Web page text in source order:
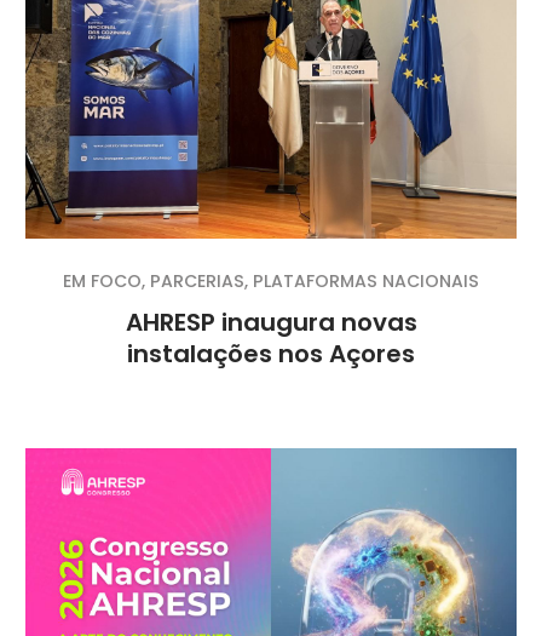
AHRESP inaugura novas
instalações nos Açores
EM FOCO, PARCERIAS, PLATAFORMAS NACIONAIS